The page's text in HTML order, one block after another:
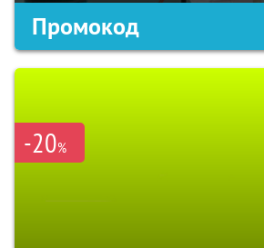
Промокод
-20%